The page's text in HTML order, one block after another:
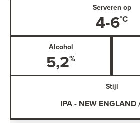
Serveren op
4-6
Alcohol
5,2
Stijl
IPA - NEW ENGLAND